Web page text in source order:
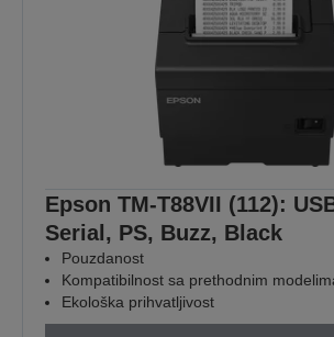
Epson TM-T88VII (112):
Serial, PS, Buzz, Black
Pouzdanost
Kompatibilnost sa prethodnim
Ekološka prihvatljivost